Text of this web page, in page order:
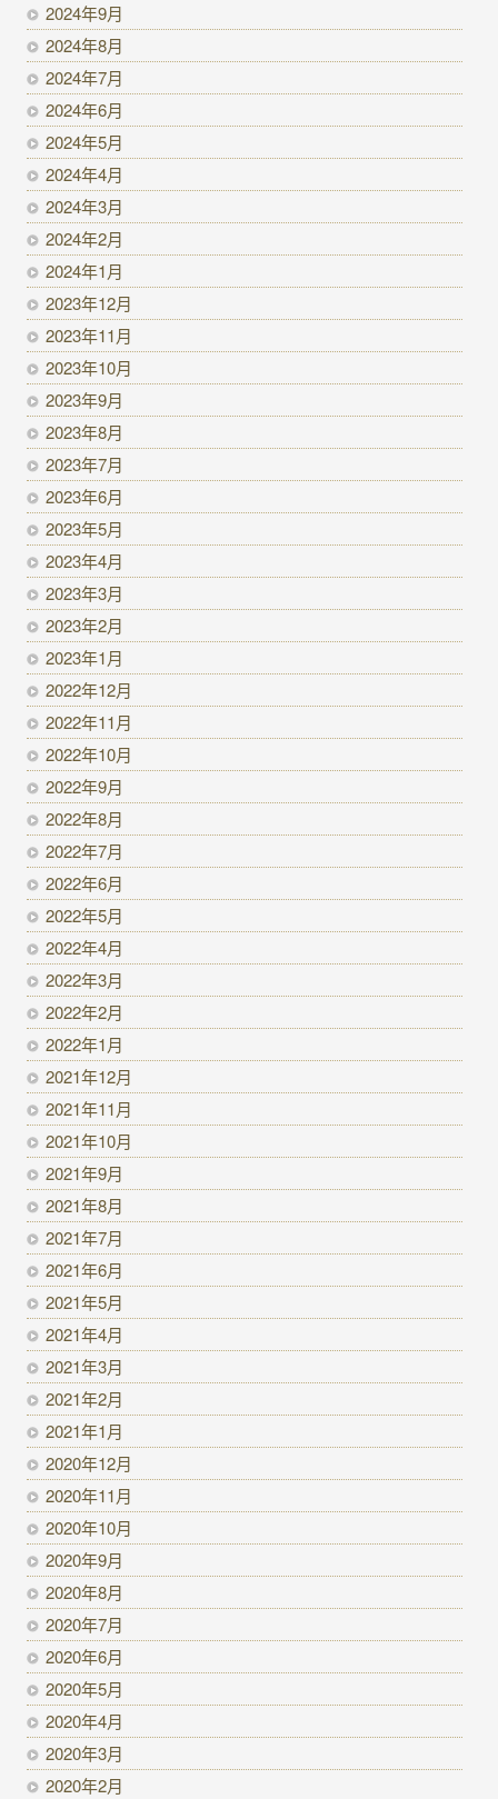
2024年9月
2024年8月
2024年7月
2024年6月
2024年5月
2024年4月
2024年3月
2024年2月
2024年1月
2023年12月
2023年11月
2023年10月
2023年9月
2023年8月
2023年7月
2023年6月
2023年5月
2023年4月
2023年3月
2023年2月
2023年1月
2022年12月
2022年11月
2022年10月
2022年9月
2022年8月
2022年7月
2022年6月
2022年5月
2022年4月
2022年3月
2022年2月
2022年1月
2021年12月
2021年11月
2021年10月
2021年9月
2021年8月
2021年7月
2021年6月
2021年5月
2021年4月
2021年3月
2021年2月
2021年1月
2020年12月
2020年11月
2020年10月
2020年9月
2020年8月
2020年7月
2020年6月
2020年5月
2020年4月
2020年3月
2020年2月